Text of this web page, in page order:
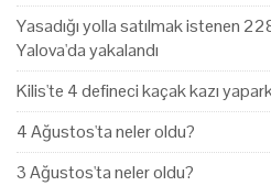
Yasadığı yolla satılmak istenen
Yalova'da yakalandı
Kilis'te 4 defineci kaçak kazı
4 Ağustos'ta neler oldu?
3 Ağustos'ta neler oldu?